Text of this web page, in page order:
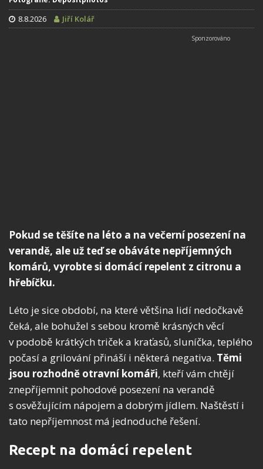
8.8.2026 Jiří Kolář
Pokud se těšíte na léto a na večerní posezení na
verandě, ale už teď se obáváte nepříjemných
komárů, vyrobte si domácí repelent z citronu a
hřebíčku.
Léto je sice období, na které většina lidí nedočkavě
čeká, ale bohužel s sebou kromě krásných věcí
v podobě krátkých triček a kraťasů, sluníčka, teplého
počasí a grilování přináší i některá negativa. Těmi
jsou rozhodně otravní komáři, kteří vám chtějí
znepříjemnit pohodové posezení na verandě
s osvěžujícím nápojem a dobrým jídlem. Naštěstí i
tato nepříjemnost má jednoduché řešení.
Recept na domácí repelent